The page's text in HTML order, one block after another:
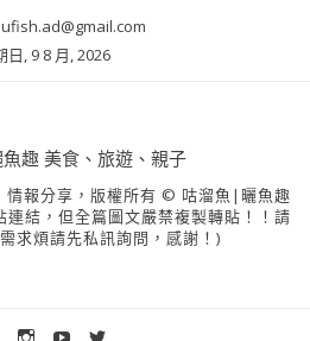
日, 9 8 月, 2026
報分享，版權所有 © 咕溜魚|曬魚趣
結，但全篇圖文嚴禁複製轉貼！！請
求煩請先私訊詢問，感謝！)